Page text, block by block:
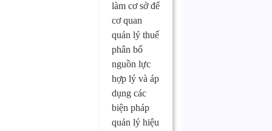
làm cơ sở để
cơ quan
quản lý thuế
phân bổ
nguồn lực
hợp lý và áp
dụng các
biện pháp
quản lý hiệu